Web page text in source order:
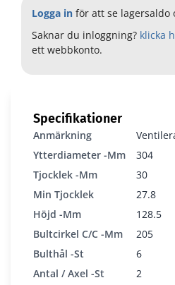
Logga in för att se lagersaldo
Saknar du inloggning? klicka
ett webbkonto.
Specifikationer
Anmärkning
Ytterdiameter -mm
304
Tjocklek -mm
30
Min Tjocklek
27.8
Höjd -mm
128.5
Bultcirkel C/c -mm
205
Bulthål -st
6
Antal / Axel -st
2